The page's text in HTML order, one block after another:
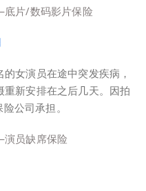
片/数码影片保险
女演员在途中突发疾病，
新安排在之后几天。因拍
公司承担。
员缺席保险